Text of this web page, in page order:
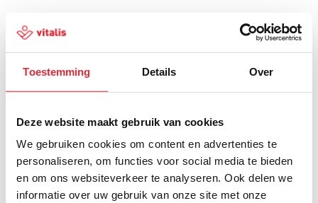
Toestemming Details Over
Deze website maakt gebruik van cookies
We gebruiken cookies om content en advertenties te
personaliseren, om functies voor social media te bieden
en om ons websiteverkeer te analyseren. Ook delen we
informatie over uw gebruik van onze site met onze
500
Er is iets fout gegaan